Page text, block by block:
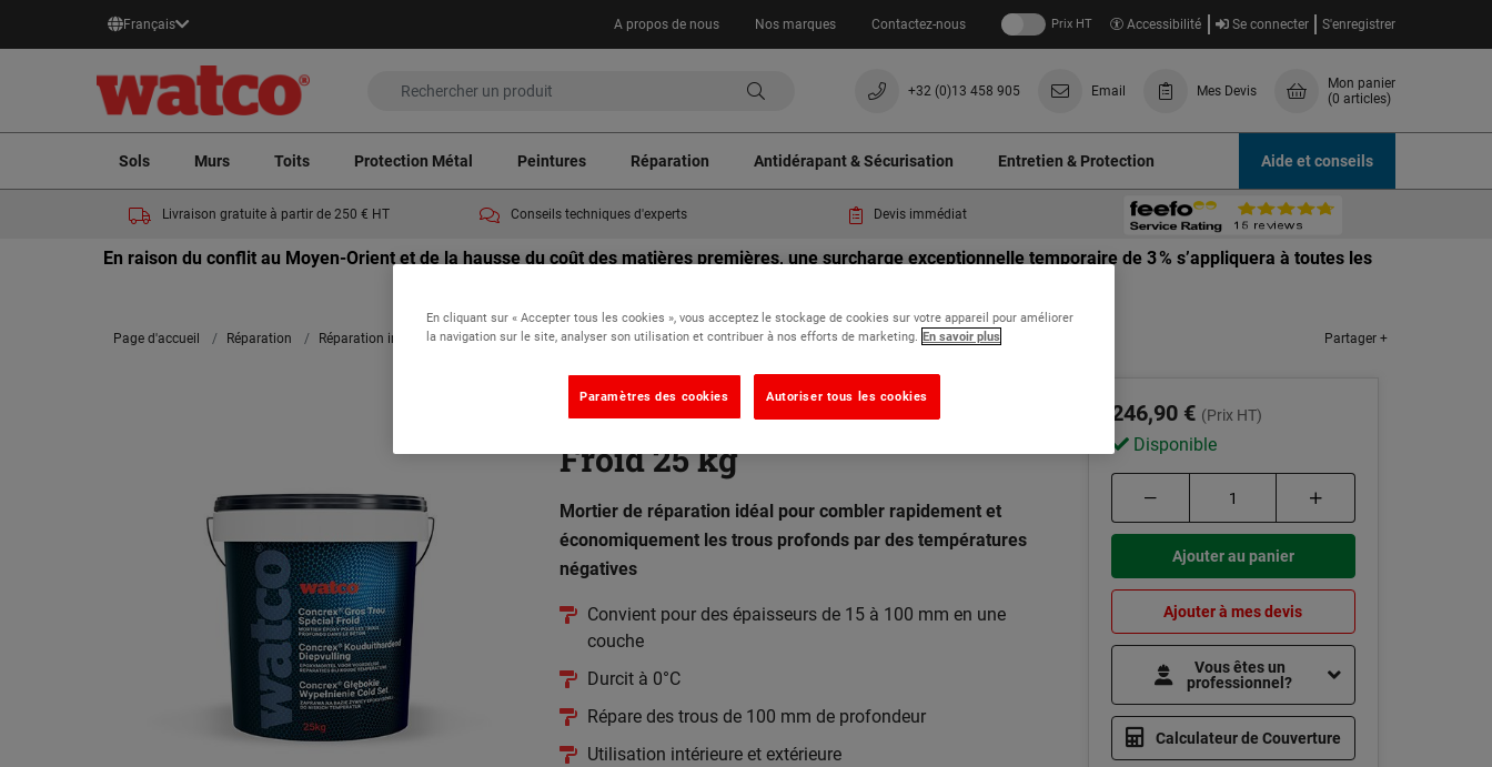
Français A propos de nous Nos marques Contactez-nous Prix HT Accessibilité Se connecter S'enregistrer
+32 (0)13 458 905 Email Mes Devis
Mon panier
(0 articles)
Sols Murs Toits Protection Métal Peintures Réparation Antidérapant & Sécurisation Entretien & Protection Aide et conseils
Livraison gratuite à partir de 250 € HT Conseils techniques d'experts Devis immédiat
En raison du conflit au Moyen-Orient et de la hausse du coût des matières premières, une surcharge exceptionnelle temporaire de 3 % s’appliquera à toutes les
Page d'accueil Réparation Réparation intérieure Trous & impacts sol béton Concrex® Gros Trou Spécial Froid 25 kg Partager +
Concrex® Gros Trou Spécial
Froid 25 kg
Mortier de réparation idéal pour combler rapidement et
économiquement les trous profonds par des températures
négatives
Convient pour des épaisseurs de 15 à 100 mm en une
couche
Durcit à 0°C
Répare des trous de 100 mm de profondeur
Utilisation intérieure et extérieure
246,90 € (Prix HT)
Disponible
Ajouter au panier
Ajouter à mes devis
Vous êtes un
professionnel?
Calculateur de Couverture
En cliquant sur « Accepter tous les cookies », vous acceptez le stockage de cookies sur votre appareil pour améliorer
la navigation sur le site, analyser son utilisation et contribuer à nos efforts de marketing. En savoir plus
Autoriser tous les cookies
Paramètres des cookies